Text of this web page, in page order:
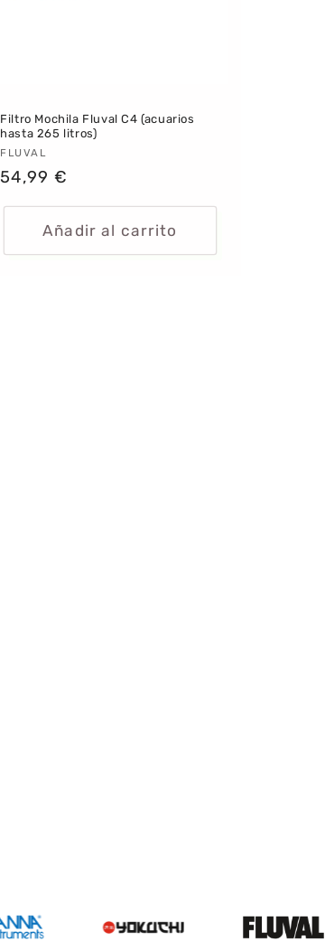
Filtro Mochila Fluval C4 (acuarios
hasta 265 litros)
Proveedor:
FLUVAL
Precio
54,99 €
Añadir al carrito